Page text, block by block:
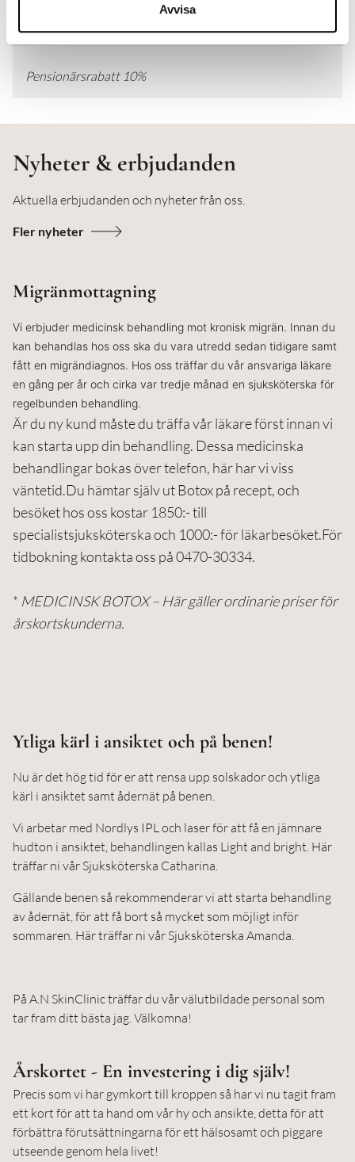
Avvisa
Rek. pris: 8995:- för en kur
Pensionärsrabatt 10%
Nyheter & erbjudanden
Aktuella erbjudanden och nyheter från oss.
Fler nyheter
Migränmottagning
Vi erbjuder medicinsk behandling mot kronisk migrän. Innan du
kan behandlas hos oss ska du vara utredd sedan tidigare samt
fått en migrändiagnos. Hos oss träffar du vår ansvariga läkare
en gång per år och cirka var tredje månad en sjuksköterska för
regelbunden behandling.
Är du ny kund måste du träffa vår läkare först innan vi
kan starta upp din behandling. Dessa medicinska
behandlingar bokas över telefon, här har vi viss
väntetid.Du hämtar själv ut Botox på recept, och
besöket hos oss kostar 1850:- till
specialistsjuksköterska och 1000:- för läkarbesöket.För
tidbokning kontakta oss på 0470-30334.
* MEDICINSK BOTOX – Här gäller ordinarie priser för
årskortskunderna.
Ytliga kärl i ansiktet och på benen!
Nu är det hög tid för er att rensa upp solskador och ytliga
kärl i ansiktet samt ådernät på benen.
Vi arbetar med Nordlys IPL och laser för att få en jämnare
hudton i ansiktet, behandlingen kallas Light and bright. Här
träffar ni vår Sjuksköterska Catharina.
Gällande benen så rekommenderar vi att starta behandling
av ådernät, för att få bort så mycket som möjligt inför
sommaren. Här träffar ni vår Sjuksköterska Amanda.
På A.N SkinClinic träffar du vår välutbildade personal som
tar fram ditt bästa jag. Välkomna!
Årskortet - En investering i dig själv!
Precis som vi har gymkort till kroppen så har vi nu tagit fram
ett kort för att ta hand om vår hy och ansikte, detta för att
förbättra förutsättningarna för ett hälsosamt och piggare
utseende genom hela livet!